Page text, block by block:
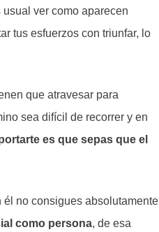
ver como aparecen
tus esfuerzos con triunfar, lo
que atravesar para
sea difícil de recorrer y en
es que sepas que el
no consigues absolutamente
como persona, de esa